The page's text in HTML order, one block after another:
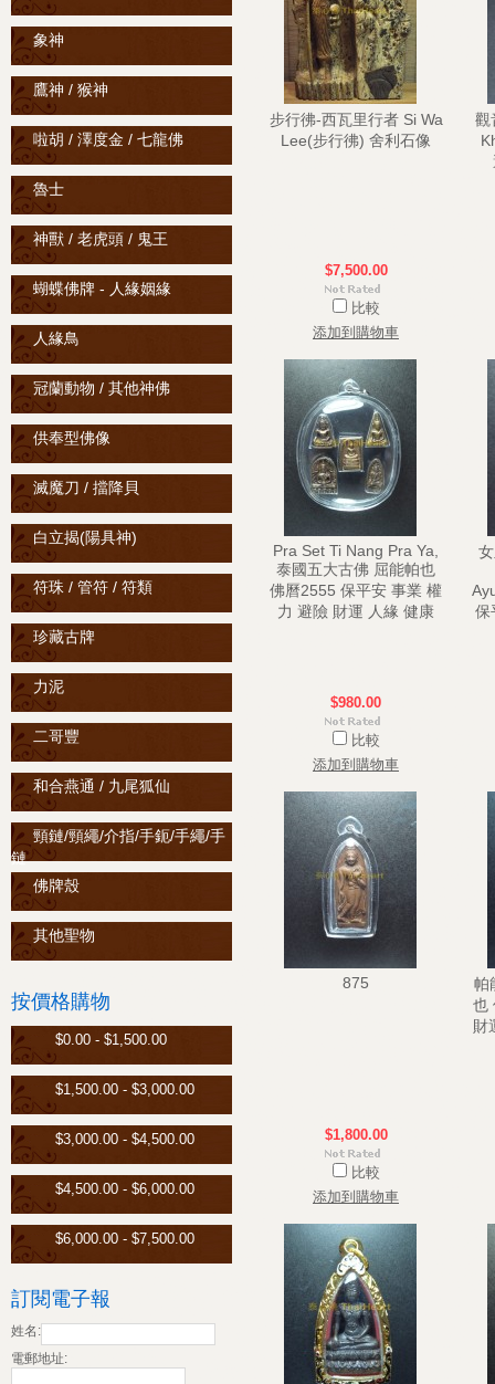
象神
鷹神 / 猴神
啦胡 / 澤度金 / 七龍佛
魯士
神獸 / 老虎頭 / 鬼王
蝴蝶佛牌 - 人緣姻緣
人緣鳥
冠蘭動物 / 其他神佛
供奉型佛像
滅魔刀 / 擋降貝
白立揭(陽具神)
符珠 / 管符 / 符類
珍藏古牌
力泥
二哥豐
和合燕通 / 九尾狐仙
頸鏈/頸繩/介指/手鈪/手繩/手
鏈
佛牌殼
其他聖物
按價格購物
$0.00 - $1,500.00
$1,500.00 - $3,000.00
$3,000.00 - $4,500.00
$4,500.00 - $6,000.00
$6,000.00 - $7,500.00
訂閱電子報
姓名:
電郵地址:
步行彿-西瓦里行者 Si Wa
Lee(步行彿) 舍利石像
$7,500.00
比較
添加到購物車
觀
Pra Set Ti Nang Pra Ya,
泰國五大古佛 屈能帕也
佛曆2555 保平安 事業 權
力 避險 財運 人緣 健康
$980.00
比較
添加到購物車
保
875
$1,800.00
比較
添加到購物車
帕
也
財